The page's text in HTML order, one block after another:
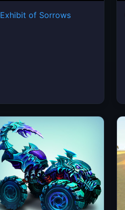
Exhibit of Sorrows